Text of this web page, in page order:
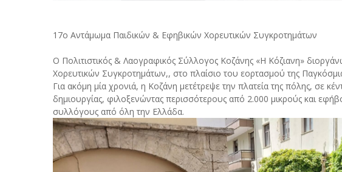
17ο Αντάμωμα Παιδικών & Εφηβικών Χορευτικών Συγκροτημάτων
Ο Πολιτιστικός & Λαογραφικός Σύλλογος Κοζάνης «Η Κόζιανη»
Χορευτικών Συγκροτημάτων,, στο πλαίσιο του εορτασμού της
Για ακόμη μία χρονιά, η Κοζάνη μετέτρεψε την πλατεία της πόλης, σε
δημιουργίας, φιλοξενώντας περισσότερους από 2.000 μικρούς και
συλλόγους από όλη την Ελλάδα.